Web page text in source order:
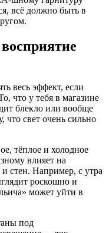
всё должно быть в
весь эффект, если
что у тебя в магазине
блекло или вообще
что свет очень сильно
тёплое и холодное
влияет на
стен. Например, с утра
роскошно и
может уйти в
под